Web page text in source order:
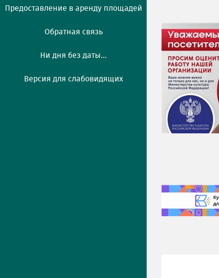
Предоставление в аренду площадей
Обратная связь
Ни дня без даты...
Версия для слабовидящих